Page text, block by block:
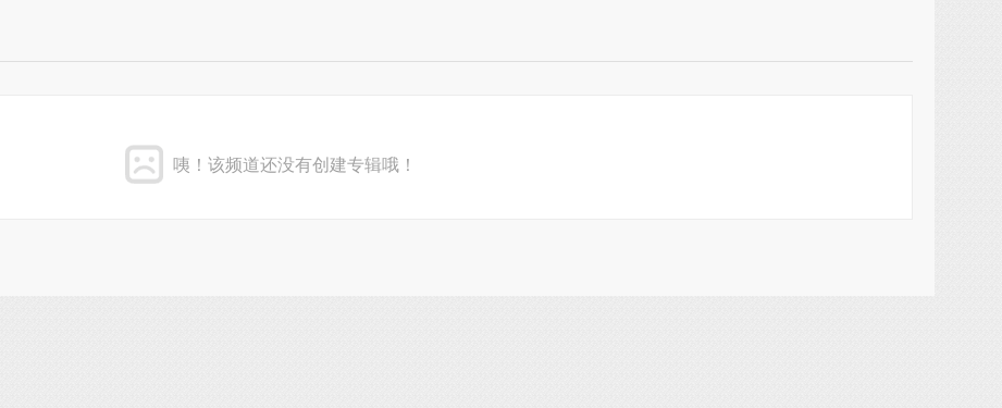
咦！该频道还没有创建专辑哦！